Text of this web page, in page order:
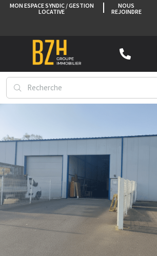
MON ESPACE SYNDIC / GESTION
LOCATIVE
NOUS
REJOINDRE